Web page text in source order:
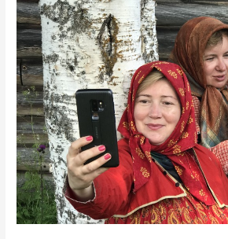
реке
Мезень
на
парусно-
гребных
карбасах.
Вторая
часть.
2019
год.